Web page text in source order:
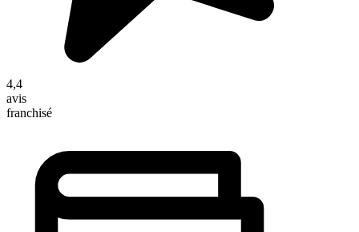
4,4
avis
franchisé